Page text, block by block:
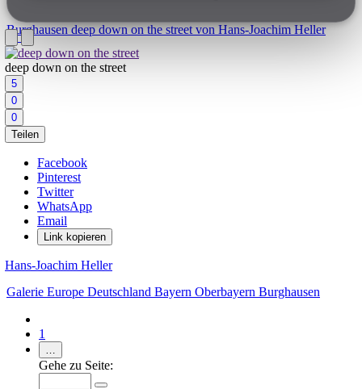
Burghausendeep down on the street von Hans-Joachim Heller
deep down on the street
5
0
0
Teilen
Facebook
Pinterest
Twitter
WhatsApp
Email
Link kopieren
Hans-Joachim Heller
Galerie Europe Deutschland Bayern Oberbayern Burghausen
1
…
Gehe zu Seite: